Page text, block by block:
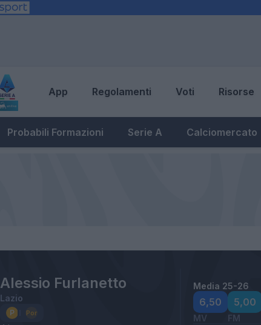
App Regolamenti Voti Risorse
Probabili Formazioni Serie A Calciomercato
Alessio Furlanetto
Lazio
Media 25-26
6,50
MV
5,00
FM